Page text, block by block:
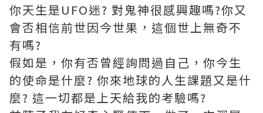
你天生是UFO迷? 對鬼神很感興趣嗎?你又
會否相信前世因今世果，這個世上無奇不
有嗎?
假如是，你有否曾經詢問過自己，你今生
的使命是什麼? 你來地球的人生課題又是什
麼? 這一切都是上天給我的考驗嗎?